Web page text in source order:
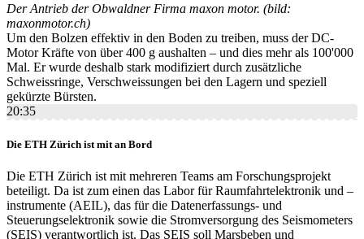
Der Antrieb der Obwaldner Firma maxon motor. (bild:
maxonmotor.ch)
Um den Bolzen effektiv in den Boden zu treiben, muss der DC-
Motor Kräfte von über 400 g aushalten – und dies mehr als 100'000
Mal. Er wurde deshalb stark modifiziert durch zusätzliche
Schweissringe, Verschweissungen bei den Lagern und speziell
gekürzte Bürsten.
20:35
Die ETH Zürich ist mit an Bord
Die ETH Zürich ist mit mehreren Teams am Forschungsprojekt
beteiligt. Da ist zum einen das Labor für Raumfahrtelektronik und –
instrumente (AEIL), das für die Datenerfassungs- und
Steuerungselektronik sowie die Stromversorgung des Seismometers
(SEIS) verantwortlich ist. Das SEIS soll Marsbeben und